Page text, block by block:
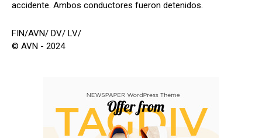
accidente. Ambos conductores fueron detenidos.
FIN/AVN/ DV/ LV/
© AVN - 2024